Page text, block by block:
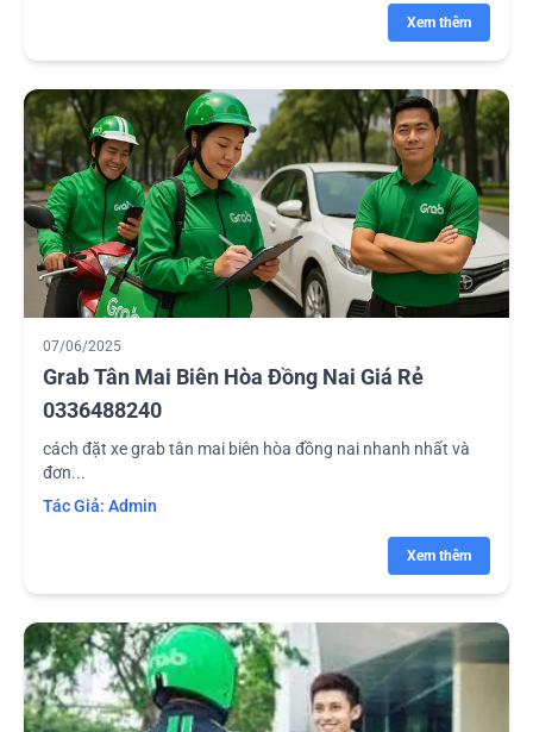
Xem thêm
07/06/2025
Grab Tân Mai Biên Hòa Đồng Nai Giá Rẻ
0336488240
cách đặt xe grab tân mai biên hòa đồng nai nhanh nhất và
đơn...
Tác Giả: Admin
Xem thêm